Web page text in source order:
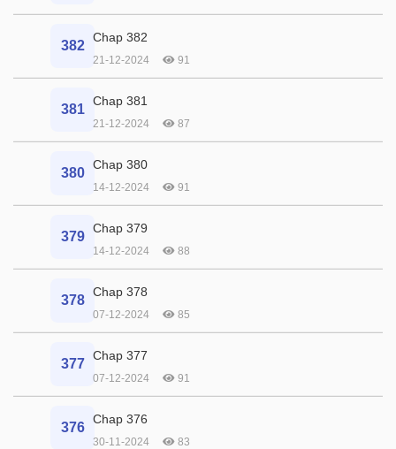
382
Chap 382
21-12-2024 91
381
Chap 381
21-12-2024 87
380
Chap 380
14-12-2024 91
379
Chap 379
14-12-2024 88
378
Chap 378
07-12-2024 85
377
Chap 377
07-12-2024 91
376
Chap 376
30-11-2024 83